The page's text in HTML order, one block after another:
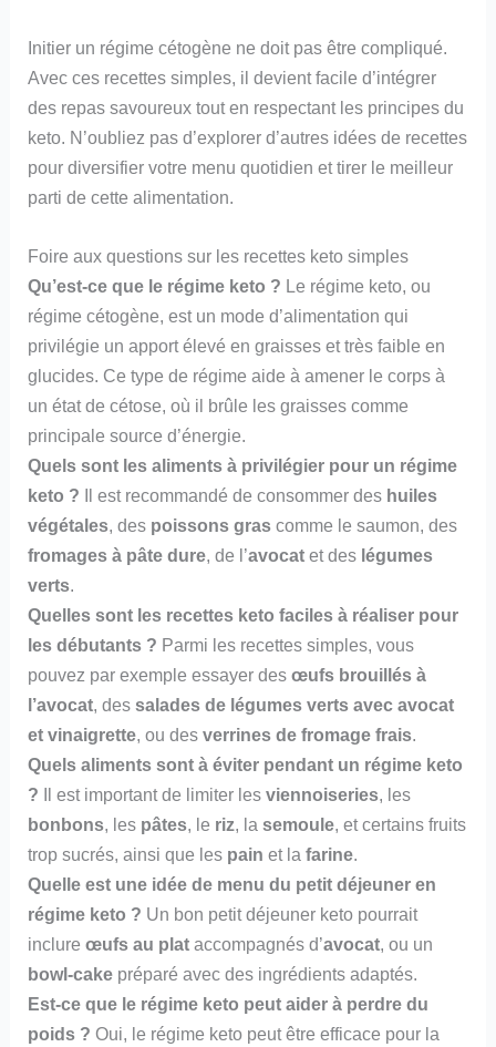
Initier un régime cétogène ne doit pas être compliqué.
Avec ces recettes simples, il devient facile d’intégrer
des repas savoureux tout en respectant les principes du
keto. N’oubliez pas d’explorer d’autres idées de recettes
pour diversifier votre menu quotidien et tirer le meilleur
parti de cette alimentation.
Foire aux questions sur les recettes keto simples
Qu’est-ce que le régime keto ? Le régime keto, ou
régime cétogène, est un mode d’alimentation qui
privilégie un apport élevé en graisses et très faible en
glucides. Ce type de régime aide à amener le corps à
un état de cétose, où il brûle les graisses comme
principale source d’énergie.
Quels sont les aliments à privilégier pour un régime
keto ? Il est recommandé de consommer des huiles
végétales, des poissons gras comme le saumon, des
fromages à pâte dure, de l’avocat et des légumes
verts.
Quelles sont les recettes keto faciles à réaliser pour
les débutants ? Parmi les recettes simples, vous
pouvez par exemple essayer desœufs brouillés à
l’avocat, dessalades de légumes verts avec avocat
et vinaigrette, ou desverrines de fromage frais.
Quels aliments sont à éviter pendant un régime keto
? Il est important de limiter lesviennoiseries, les
bonbons, les pâtes, le riz, lasemoule, et certains fruits
trop sucrés, ainsi que les pain et lafarine.
Quelle est une idée de menu du petit déjeuner en
régime keto ? Un bon petit déjeuner keto pourrait
inclureœufs au plat accompagnés d’avocat, ou un
bowl-cake préparé avec des ingrédients adaptés.
Est-ce que le régime keto peut aider à perdre du
poids ? Oui, le régime keto peut être efficace pour la